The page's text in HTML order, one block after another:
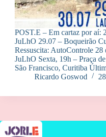
POST.E – Em cartaz por aí:
JuLhO 29.07 – Boqueirão
Ressuscita: AutoControle
JuLhO Sexta, 19h – Praça
São Francisco, Curitiba
Ricardo Goswod